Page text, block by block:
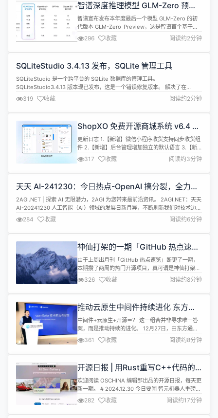
作的。 * 只是想能够愉快的用上最新...
智谱深度推理模型 GLM-Zero 预览
版上线
智谱宣布发布本年度最后一个模型 GLM-Zero 的初
代版本 GLM-Zero-Preview，这是智谱首个基于扩
展强化学习技术训练的推理模型。 根据介绍，GLM-
Zero-Preview 是 GLM 家族中专注于增强 AI 推理能
力的模型，擅长处理数理逻辑、代码和需要深度推理
在不显著降低通用任务...
296 收藏 阅读约2分钟
SQLiteStudio 3.4.13 发布，SQLite 管理工具
SQLiteStudio 是一个跨平台的 SQLite 数据库的管理工具。
SQLiteStudio3.4.13 版本现已发布，这是一个错误修复版本。 解决了在
INSERT INTO语句中，completer没有为列名称提供适当建议的问题。 解决了
在SELECT other_database情况下 completer 无法显示隐式附加数据库的表
的问题。 系统表...
319 收藏 阅读约2分钟
ShopXO 免费开源商城系统 v6.4 版
本已发布、日臻完善
更新日志 1.【新增】微信小程序收货支持同步收货组
件 2.【新增】后台管理增加独立的默认语言 3.【新
增】用户注册增加自定义用户名、手机、邮箱禁止 4.
【新增】手机端验证码绑定手机增加独立开关 5.【新
增】新增web端主题 6.【新增】后台附件管理新增
商品限制插件 8.【新增】订单地址增加联系信息和指
定时间 ...
317 收藏 阅读约3分钟
天天 AI-241230：今日热点-OpenAI 搞分裂，全力冲
刺 AGI！
​2AGI.NET | 探索 AI 无限潜力，2AGI 为您带来最前沿资讯。 2AGI.NET：天天
AI-20241230 人工智能（AI）领域的发展日新月异，不断刷新我们对技术边界
的认知。从南京大学周志华教授对AI大模型的展望，到OpenAI对中国大模型的
评价，再到美国融资超1亿美元的AI公司盘点，AI技术正以前所未有的速度和规
模影响着我们的世界。本文将为...
284 收藏 阅读约6分钟
神仙打架的一期「GitHub 热点速
览」
由于上周出月刊「GitHub 热点速览」断更了一期，
本期攒了两周的热门开源项目，真可谓是神仙打架！
这两天开源的大模型 DeepSeek-V3 凭借极低的训
练成本和出色的评测表现，迅速出圈。开源仅 5 天便
获得近 10k Star，并且还在以惊人的速度增长。对于
就是它凭一己之力，在中国大模型市场掀起了第一
场...
326 收藏 阅读约8分钟
推动云原生中间件持续进化 东方通
＆openEuler Meetup北京站成功举
办！
中间件+云原生+开源＝？ 这一组合并非寻求唯一答
案，而是推动持续的进化。 12月27日，由东方通与
OpenAtom openEuler（简称"openEuler"）社区
携手主办的openEuler社区云原生开源中间件
Meetup北京站圆满落幕。活动围绕开源与云原生中
间件，吸引了技术爱好者、行业从业者及高校学生的
关注与参与。本次Meetup以共享云原生开源中间...
361 收藏 阅读约8分钟
开源日报 | 用Rust重写C++代码的
总结；解读Deepseek V3；AI
Agent的现状与未来；AI芯片新战
役；编程十年的感悟
欢迎阅读 OSCHINA 编辑部出品的开源日报，每天更
新一期。 # 2024.12.30 今日要闻 智元机器人重磅开
源百万真机数据集 AgiBot World 智元机器人今天重
磅发布全球首个基于全域真实场景、全能硬件平台、
全程质量把控的百万真机数据集AgiBot World。这
282 收藏 阅读约17分钟